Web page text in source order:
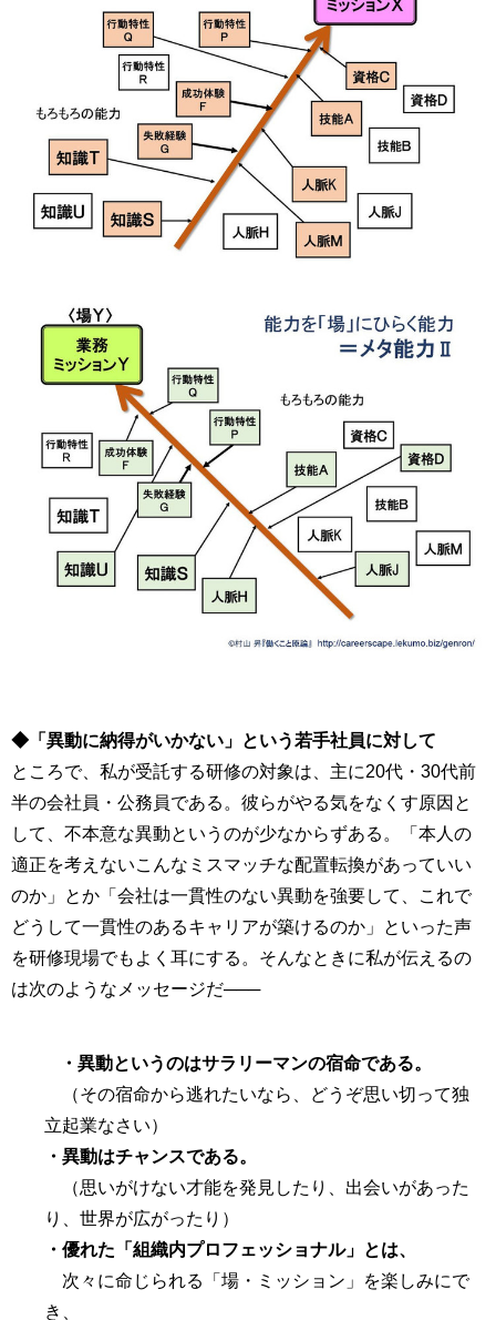
◆「異動に納得がいかない」という若手社員に対して
ところで、私が受託する研修の対象は、主に20代・30代前
半の会社員・公務員である。彼らがやる気をなくす原因と
して、不本意な異動というのが少なからずある。「本人の
適正を考えないこんなミスマッチな配置転換があっていい
のか」とか「会社は一貫性のない異動を強要して、これで
どうして一貫性のあるキャリアが築けるのか」といった声
を研修現場でもよく耳にする。そんなときに私が伝えるの
は次のようなメッセージだ───
・異動というのはサラリーマンの宿命である。
（その宿命から逃れたいなら、どうぞ思い切って独
立起業なさい）
・異動はチャンスである。
（思いがけない才能を発見したり、出会いがあった
り、世界が広がったり）
・優れた「組織内プロフェッショナル」とは、
次々に命じられる「場・ミッション」を楽しみにで
き、